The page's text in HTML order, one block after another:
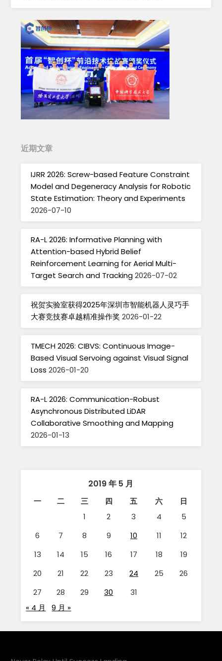
近期文章
IJRR 2026: Screw-based Feature Constraint
Model and Degeneracy Analysis for Robotic
State Estimation: Theory and Experiments
2026-07-10
RA-L 2026: Informative Planning with
Attention-based Hybrid Belief
Reinforcement Learning for Aerial Multi-
Target Search and Tracking 2026-07-02
祝贺实验室获得2025年深圳市智能机器人灵巧手
大赛竞技赛卓越精准操作奖 2026-01-22
TMECH 2026: CIBVS: Continuous Image-
Based Visual Servoing against Visual Signal
Loss 2026-01-20
RA-L 2026: Communication-Robust
Asynchronous Distributed LiDAR
Collaborative Smoothing and Mapping
2026-01-13
2019 年 5 月
一 二 三 四 五 六
日
1
2 3 4
5
6
7 8 9 10 11
12
13
14 15 16 17 18
19
20
21 22 23 24 25
26
27
28 29 30
31
« 4 月
9 月 »